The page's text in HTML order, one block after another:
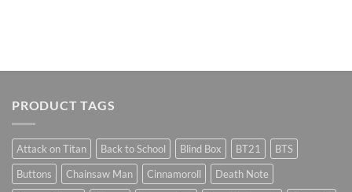
PRODUCT TAGS
Attack on Titan Back to School Blind Box BT21
BTS
Buttons
Chainsaw Man Cinnamoroll
Death Note